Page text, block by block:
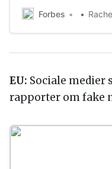
to racial justice
Forbes
EU: Sociale medier
rapporter om fake